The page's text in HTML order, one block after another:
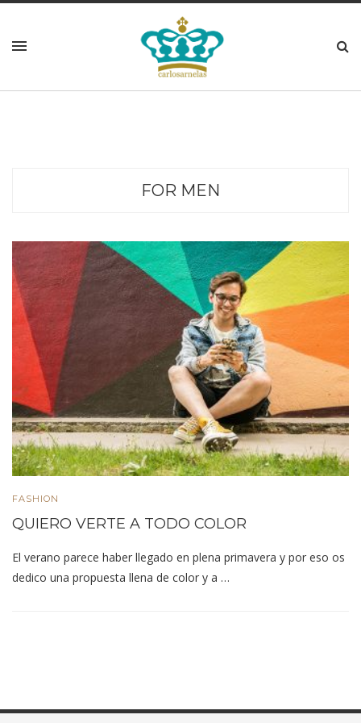
FOR MEN
FASHION
QUIERO VERTE A TODO COLOR
El verano parece haber llegado en plena primavera y por eso os
dedico una propuesta llena de color y a …